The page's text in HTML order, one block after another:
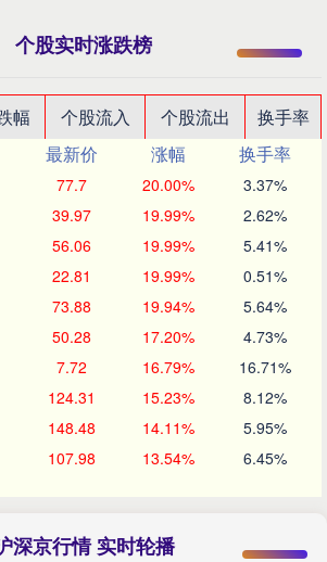
个股实时涨跌榜
幅 个股流入 个股流出
换手率
最新价 涨幅
换手率
77.7 20.00% 3.37%
39.97 19.99% 2.62%
56.06 19.99% 5.41%
22.81 19.99% 0.51%
73.88 19.94% 5.64%
50.28 17.20% 4.73%
7.72 16.79% 16.71%
124.31 15.23% 8.12%
148.48 14.11% 5.95%
107.98 13.54% 6.45%
深京行情 实时轮播